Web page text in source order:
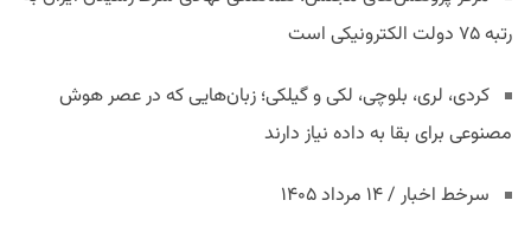
رتبه ۷۵ دولت الکترونیکی است
کردی، لری، بلوچی، لکی و گیلکی؛ زبان‌هایی که در عصر هوش
مصنوعی برای بقا به داده نیاز دارند
سرخط اخبار / ۱۴ مرداد ۱۴۰۵